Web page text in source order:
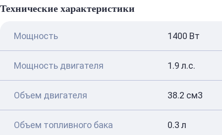
Технические характеристики
Мощность 1400 Вт
Мощность двигателя 1.9 л.с.
Объем двигателя 38.2 см3
Объем топливного бака 0.3 л